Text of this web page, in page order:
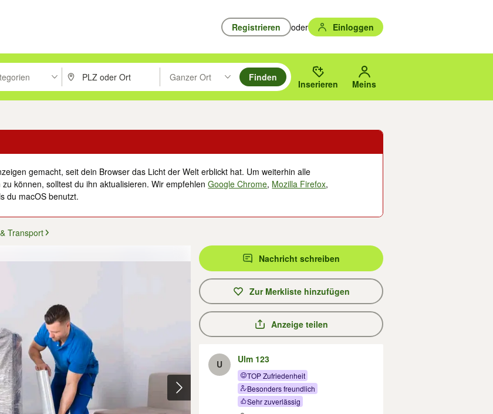
Registrieren oder Einloggen
oder Vorschläge mit den Pfeiltasten nach oben/unten durchsuchen und mit Eingabetaste auswählen.
PLZ oder Ort eingeben. Eingabetaste drücken um zu suchen, oder Vorschläge mit den Pfeiltasten nach oben/
Ganzer Ort
Suche im Umkreis des gewählten Orts oder PLZ.
Finden
Inserieren Meins
gemacht, seit dein Browser das Licht der Welt erblickt hat. Um weiterhin alle
können, solltest du ihn aktualisieren. Wir empfehlenGoogle Chrome, Mozilla Firefox,
du macOS benutzt.
Transport
Nachricht schreiben
Zur Merkliste hinzufügen
Anzeige teilen
U Ulm 123
TOP Zufriedenheit
Besonders freundlich
Sehr zuverlässig